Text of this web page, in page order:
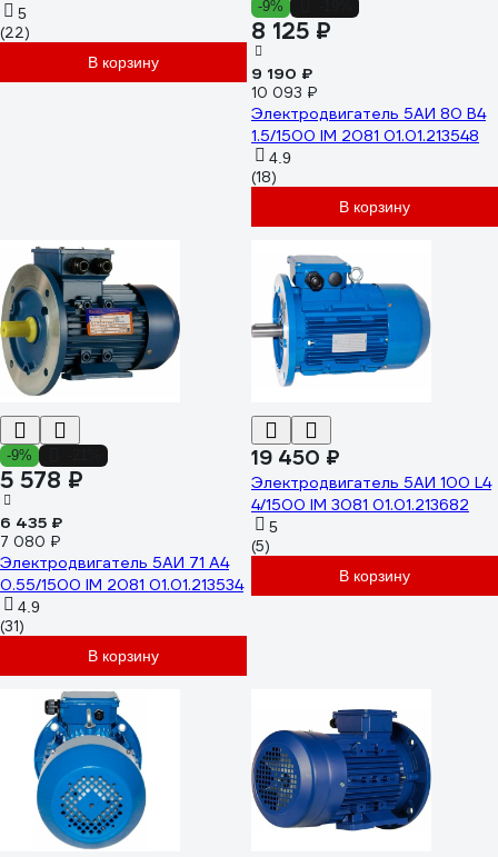
5
(22)
В корзину
-9%
8 125 ₽
9 190 ₽
10 093 ₽
Электродвигатель 5АИ 80 В4
1.5/1500 IM 2081 01.01.213548
4.9
(18)
В корзину
-9%
5 578 ₽
6 435 ₽
7 080 ₽
Электродвигатель 5АИ 71 А4
0.55/1500 IM 2081 01.01.213534
4.9
(31)
В корзину
19 450 ₽
Электродвигатель 5АИ 100 L4
4/1500 IM 3081 01.01.213682
5
(5)
В корзину